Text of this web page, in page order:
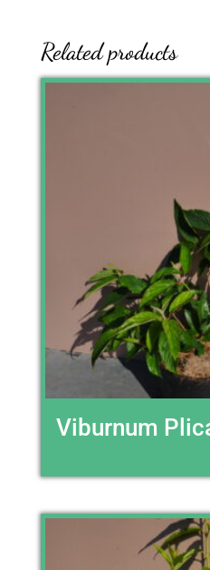
Related products
Viburnum